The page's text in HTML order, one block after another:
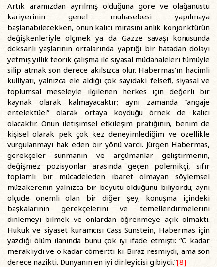
Artık aramızdan ayrılmış olduğuna göre ve olağanüstü
kariyerinin genel muhasebesi yapılmaya
başlanabilecekken, onun kalıcı mirasını anlık konjonktürün
değişkenleriyle ölçmek ya da Gazze savaşı konusunda
doksanlı yaşlarının ortalarında yaptığı bir hatadan dolayı
yetmiş yıllık teorik çalışma ile siyasal müdahaleleri tümüyle
silip atmak son derece akılsızca olur. Habermas’ın hacimli
külliyatı, yalnızca ele aldığı çok sayıdaki felsefi, siyasal ve
toplumsal meseleyle ilgilenen herkes için değerli bir
kaynak olarak kalmayacaktır; aynı zamanda “angaje
entelektüel” olarak ortaya koyduğu örnek de kalıcı
olacaktır. Onun iletişimsel etkileşim pratiğinin, benim de
kişisel olarak pek çok kez deneyimlediğim ve özellikle
vurgulanmayı hak eden bir yönü vardı. Jürgen Habermas,
gerekçeler sunmanın ve argümanlar geliştirmenin,
değişmez pozisyonlar arasında geçen polemikçi, sıfır
toplamlı bir mücadeleden ibaret olmayan söylemsel
müzakerenin yalnızca bir boyutu olduğunu biliyordu; aynı
ölçüde önemli olan bir diğer şey, konuşma içindeki
başkalarının gerekçelerini ve temellendirmelerini
dinlemeyi bilmek ve onlardan öğrenmeye açık olmaktı.
Hukuk ve siyaset kuramcısı Cass Sunstein, Habermas için
yazdığı ölüm ilanında bunu çok iyi ifade etmişti: “O kadar
meraklıydı ve o kadar cömertti ki. Biraz resmiydi, ama son
derece nazikti. Dünyanın en iyi dinleyicisi gibiydi.”[8]